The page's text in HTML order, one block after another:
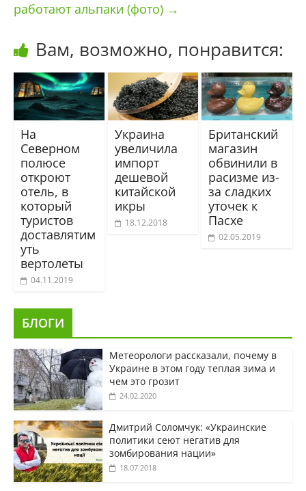
работают альпаки (фото) →
Вам, возможно, понравится:
На
Северном
полюсе
откроют
отель, в
который
туристов
доставлятим
уть
вертолеты
04.11.2019
Украина
увеличила
импорт
дешевой
китайской
икры
18.12.2018
Британский
магазин
обвинили в
расизме из-
за сладких
уточек к
Пасхе
02.05.2019
БЛОГИ
Метеорологи рассказали, почему в
Украине в этом году теплая зима и
чем это грозит
24.02.2020
Дмитрий Соломчук: «Украинские
политики сеют негатив для
зомбирования нации»
18.07.2018